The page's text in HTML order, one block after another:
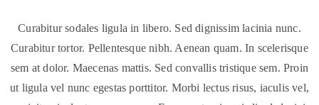
Curabitur sodales ligula in libero. Sed dignissim lacinia nunc.
Curabitur tortor. Pellentesque nibh. Aenean quam. In scelerisque
sem at dolor. Maecenas mattis. Sed convallis tristique sem. Proin
ut ligula vel nunc egestas porttitor. Morbi lectus risus, iaculis vel,